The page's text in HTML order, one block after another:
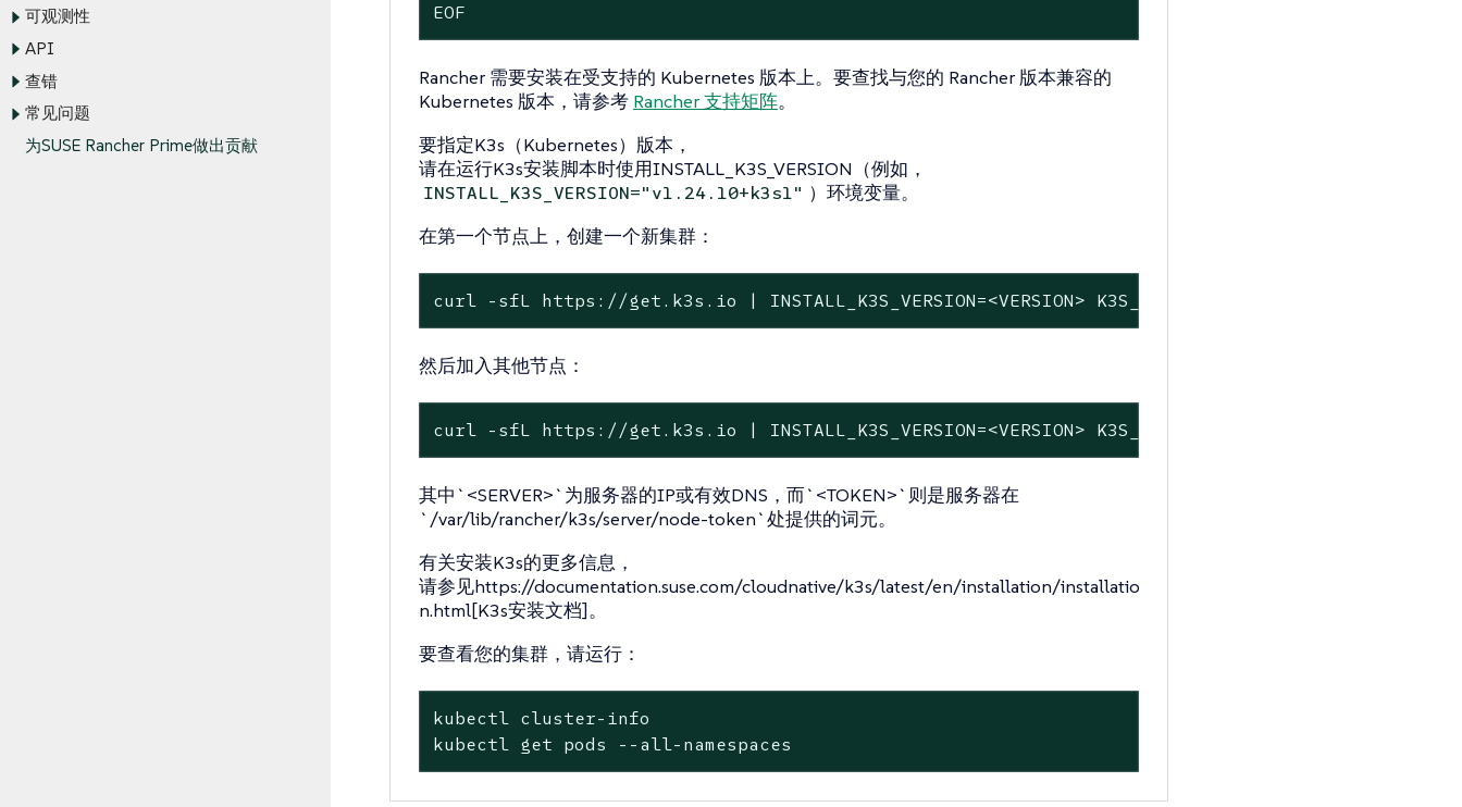
可观测性
API
查错
常见问题
为SUSE Rancher Prime做出贡献
EOF
Rancher 需要安装在受支持的 Kubernetes 版本上。要查找与您的 Rancher 版本兼容的
Kubernetes 版本，请参考 Rancher 支持矩阵。
要指定K3s（Kubernetes）版本，
请在运行K3s安装脚本时使用INSTALL_K3S_VERSION（例如，
INSTALL_K3S_VERSION="v1.24.10+k3s1" ）环境变量。
在第一个节点上，创建一个新集群：
curl -sfL https://get.k3s.io | INSTALL_K3S_VERSION=<VERSION> K3S_TOKEN=<TOKEN> sh -s -
然后加入其他节点：
curl -sfL https://get.k3s.io | INSTALL_K3S_VERSION=<VERSION> K3S_TOKEN=<TOKEN> sh -s -
其中`<SERVER>`为服务器的IP或有效DNS，而`<TOKEN>`则是服务器在
`/var/lib/rancher/k3s/server/node-token`处提供的词元。
有关安装K3s的更多信息，
请参见https://documentation.suse.com/cloudnative/k3s/latest/en/installation/installatio
n.html[K3s安装文档]。
要查看您的集群，请运行：
kubectl cluster-info
kubectl get pods --all-namespaces